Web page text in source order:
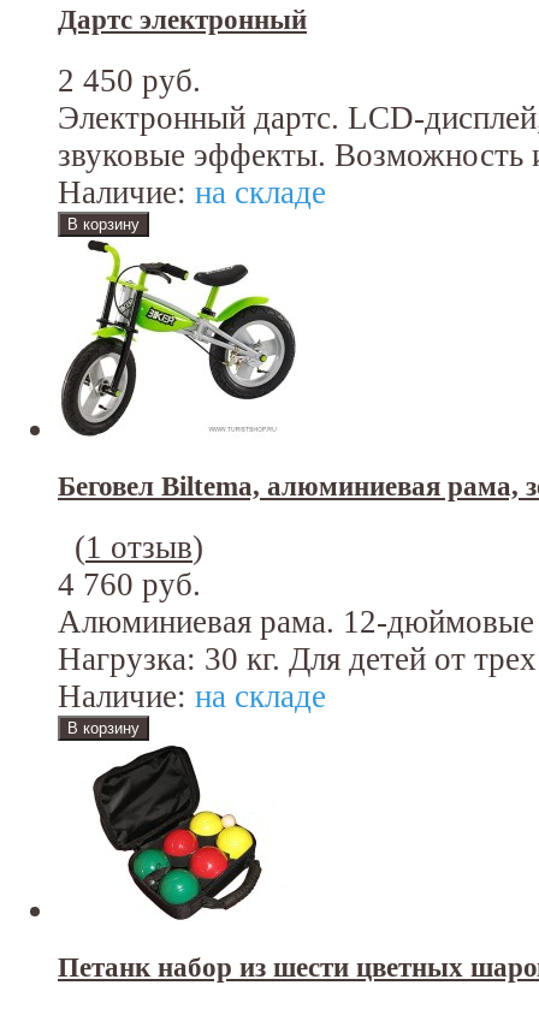
Дартс электронный
2 450 руб.
Электронный дартс. LCD-
звуковые эффекты. Возможность
Наличие: на складе
Беговел Biltema, алюминиевая рама,
(1 отзыв)
4 760 руб.
Алюминиевая рама. 12-
Нагрузка: 30 кг. Для детей от
Наличие: на складе
Петанк набор из шести цветных